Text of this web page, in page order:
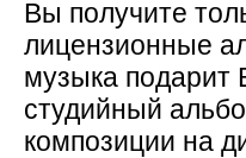
Вы получите
лицензионные
музыка подарит
студийный
композиции на